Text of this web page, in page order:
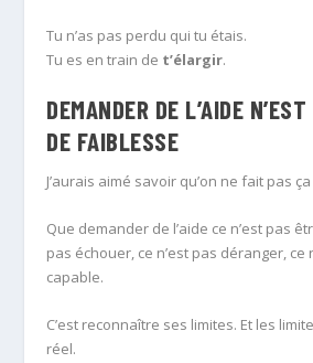
Tu n’as pas perdu qui tu étais.
Tu es en train de t’élargir.
DEMANDER DE L’AIDE
DE FAIBLESSE
J’aurais aimé savoir qu’on ne fait pas
Que demander de l’aide ce n’est pas
pas échouer, ce n’est pas déranger, ce
capable.
C’est reconnaître ses limites. Et les
réel.